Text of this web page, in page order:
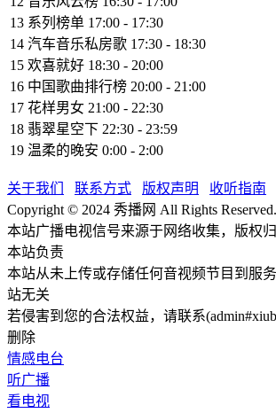
13 系列榜单 17:00 - 17:30
14 汽车音乐私房歌 17:30 - 18:30
15 欢喜就好 18:30 - 20:00
16 中国歌曲排行榜 20:00 - 21:00
17 花样男女 21:00 - 22:30
18 翡翠星空下 22:30 - 23:59
19 温柔的晚安 0:00 - 2:00
关于我们 联系方式 版权声明
收听指南
Copyright © 2024 秀播网 All Rights Reserved.
本站广播电视信号来源于网络收集，版权
本站负责
本站从未上传或存储任何音视频节目到服
站无关
若侵害到您的合法权益，请联系
删除
情感电台
听广播
看电视